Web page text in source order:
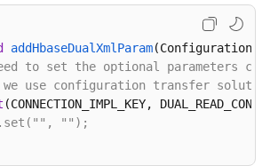
addHbaseDualXmlParam(Configuration
to set the optional parameters
we use configuration transfer
(CONNECTION_IMPL_KEY,
"");